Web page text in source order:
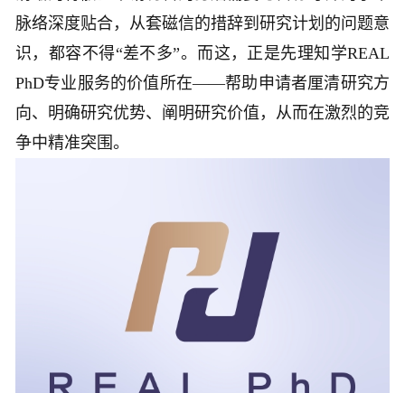
脉络深度贴合，从套磁信的措辞到研究计划的问题意
识，都容不得“差不多”。而这，正是先理知学REAL
PhD专业服务的价值所在——帮助申请者厘清研究方
向、明确研究优势、阐明研究价值，从而在激烈的竞
争中精准突围。